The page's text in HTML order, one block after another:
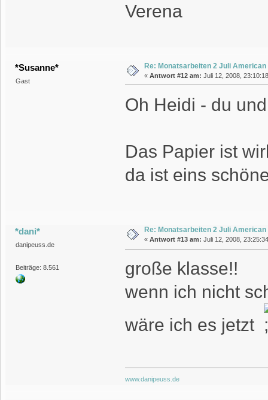
Verena
*Susanne*
Gast
Re: Monatsarbeiten 2 Juli
« Antwort #12 am: Juli 12, 2008,
Oh Heidi - du
Das Papier ist
da ist eins
*dani*
danipeuss.de
Beiträge: 8.561
Re: Monatsarbeiten 2 Juli
« Antwort #13 am: Juli 12, 2008,
große klasse!!
wenn ich nicht
wäre ich es jetzt
www.danipeuss.de